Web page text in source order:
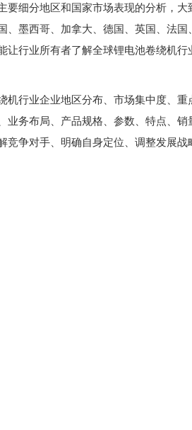
细分地区和国家市场表现的分析，
墨西哥、加拿大、德国、英国、法
行业所有者了解全球锂电池卷绕机
行业企业地区分布、市场集中度、
务布局、产品规格、参数、特点、销
竞争对手、明确自身定位、调整发展